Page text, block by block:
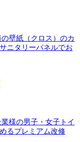
壁紙（クロス）のカ
ニタリーパネルでお
様の男子・女子トイ
るプレミアム改修